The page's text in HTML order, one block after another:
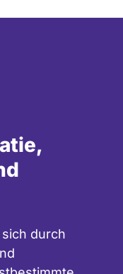
durch